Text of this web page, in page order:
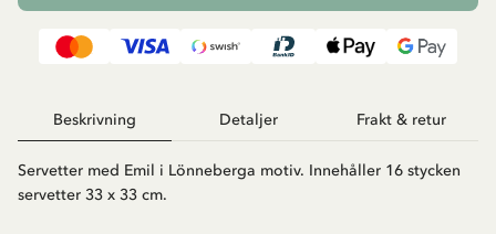
Beskrivning Detaljer Frakt & retur
Servetter med Emil i Lönneberga motiv. Innehåller 16 stycken
servetter 33 x 33 cm.